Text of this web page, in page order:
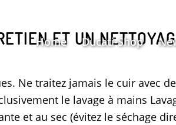
Home Ducati-Shop
ET UN
Ne traitez jamais le cuir avec
le lavage à mains
et au sec (évitez le séchage